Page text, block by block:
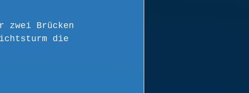
Brücken
die